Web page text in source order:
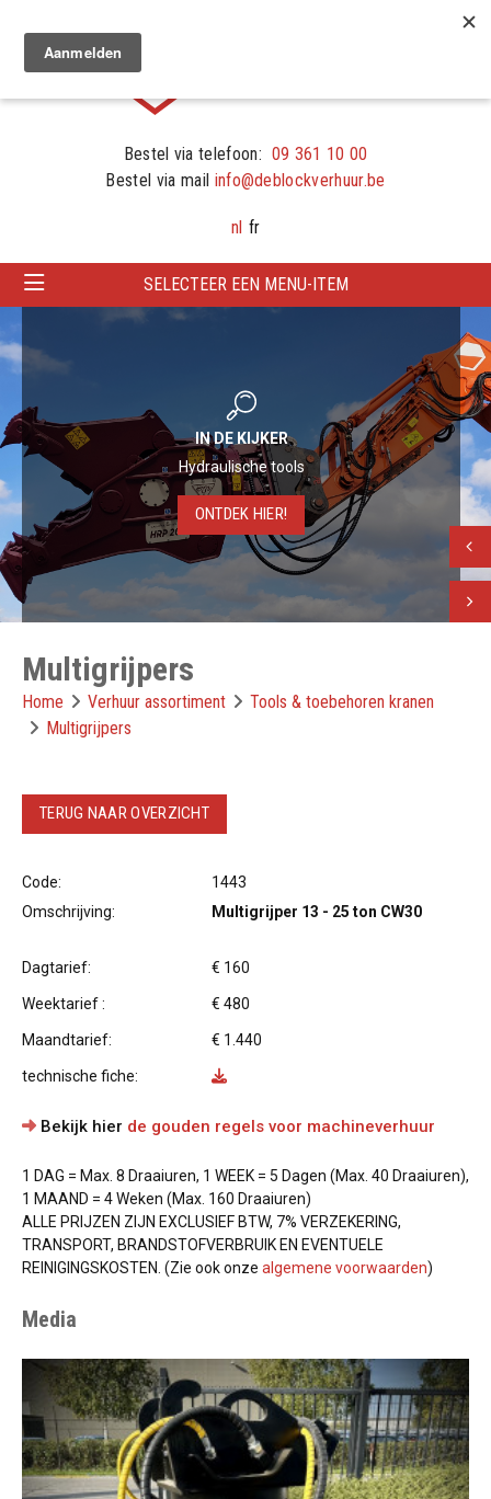
Bestel via telefoon: 09 361 10 00
Bestel via mail info@deblockverhuur.be
nl fr
SELECTEER EEN MENU-ITEM
IN DE KIJKER
Hydraulische tools
ONTDEK HIER!
PRODUCT IN DE KIJKER
Longreach rupskraan
ONTDEK HIER!
Multigrijpers
Home Verhuur assortiment
Tools & toebehoren kranen
Multigrijpers
TERUG NAAR OVERZICHT
Code:
1443
Omschrijving:
Multigrijper 13 - 25 ton CW30
Dagtarief: € 160
Weektarief : € 480
Maandtarief: € 1.440
technische fiche:
Bekijk hier de gouden regels voor machineverhuur
1 DAG = Max. 8 Draaiuren, 1 WEEK = 5 Dagen (Max. 40 Draaiuren),
1 MAAND = 4 Weken (Max. 160 Draaiuren)
ALLE PRIJZEN ZIJN EXCLUSIEF BTW, 7% VERZEKERING,
TRANSPORT, BRANDSTOFVERBRUIK EN EVENTUELE
REINIGINGSKOSTEN. (Zie ook onze algemene voorwaarden)
Media